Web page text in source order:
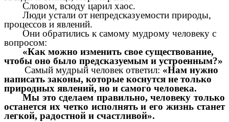
Словом, всюду царил хаос.
Люди устали от непредсказуемости природы,
процессов и явлений.
Они обратились к самому мудрому человеку с
вопросом:
«Как можно изменить свое существование,
чтобы оно было предсказуемым и устроенным?»
Самый мудрый человек ответил: «Нам нужно
написать законы, которые коснутся не только
природных явлений, но и самого человека.
Мы это сделаем правильно, человеку только
останется их четко исполнять и его жизнь станет
легкой, радостной и счастливой».